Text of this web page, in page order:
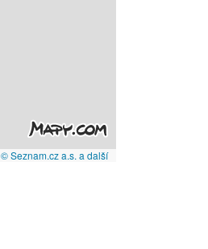
© Seznam.cz a.s. a další